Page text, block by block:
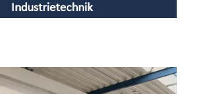
Industrietechnik